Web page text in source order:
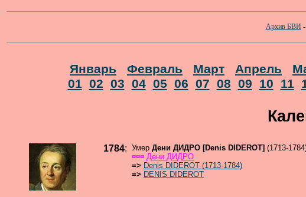
Архив БВИ-
Январь Февраль Март Апрель
01 02 03 04 05 06 07 08 09 10 11
1784: Умер Дени ДИДРО [Denis DIDEROT] (1713-
¤¤¤ Дени ДИДРО
=> Denis DIDEROT (1713-1784)
=> DENIS DIDEROT